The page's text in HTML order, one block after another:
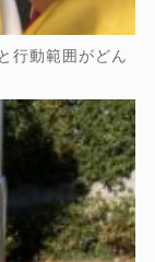
行動範囲がどん